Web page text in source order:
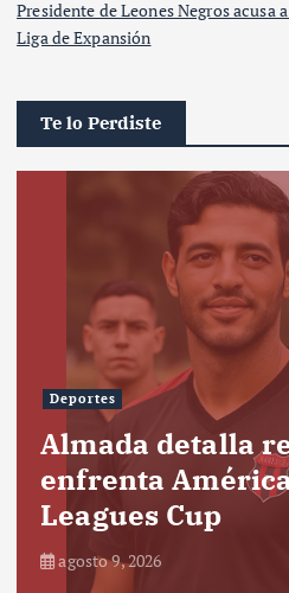
Presidente de Leones Negros acusa
Liga de Expansión
Te lo Perdiste
Deportes
Almada detalla
enfrenta
Leagues Cup
agosto 9, 2026